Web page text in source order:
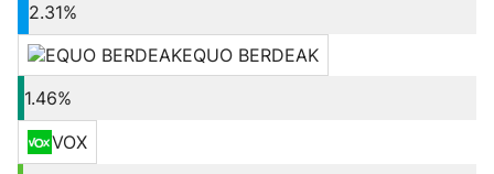
2.31%
EQUO BERDEAK
1.46%
VOX